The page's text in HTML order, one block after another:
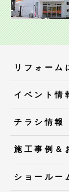
リフォーム
イベント情
チラシ情報
施工事例＆
ショールー